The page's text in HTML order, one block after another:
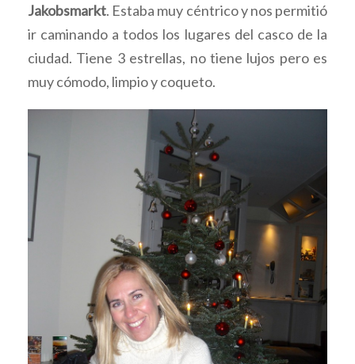
Jakobsmarkt. Estaba muy céntrico y nos permitió
ir caminando a todos los lugares del casco de la
ciudad. Tiene 3 estrellas, no tiene lujos pero es
muy cómodo, limpio y coqueto.